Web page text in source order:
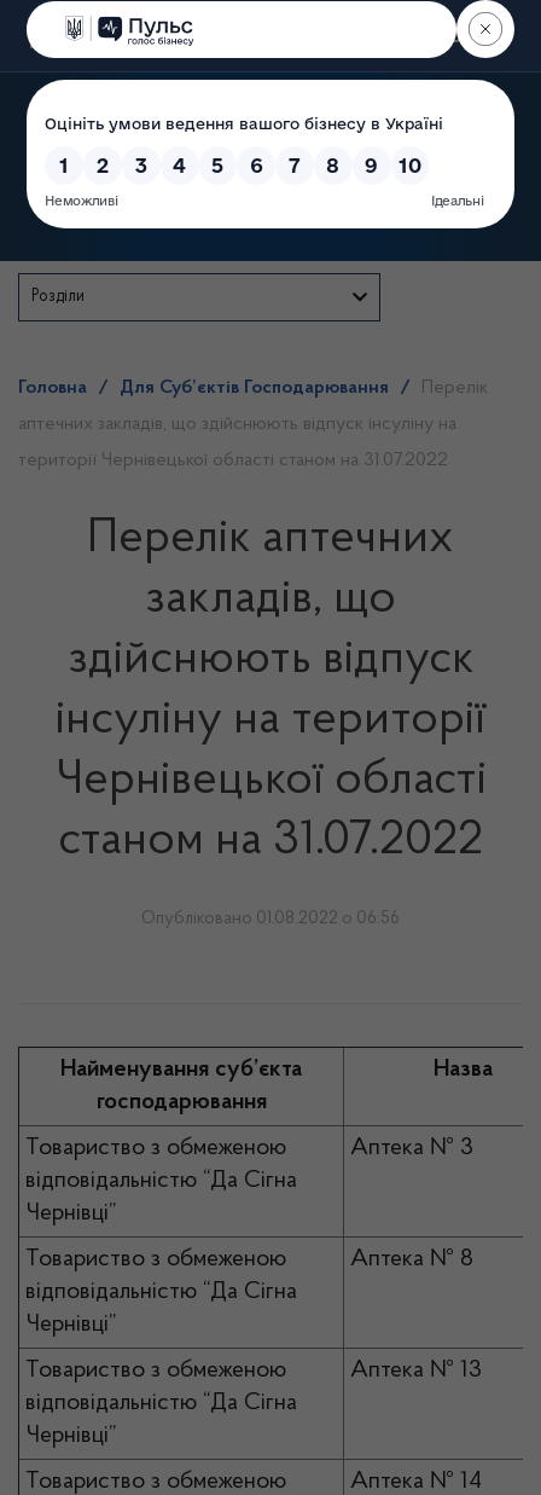
Пошук
Розділи
Головна / Для Суб’єктів Господарювання /
Перелік
аптечних закладів, що здійснюють відпуск інсуліну на
території Чернівецької області станом на 31.07.2022
Перелік аптечних
закладів, що
здійснюють відпуск
інсуліну на території
Чернівецької області
станом на 31.07.2022
Опубліковано 01.08.2022 о 06:56
Найменування суб’єкта
господарювання
Назва
Товариство з обмеженою
відповідальністю “Да Сігна
Чернівці”
Аптека № 3
Товариство з обмеженою
відповідальністю “Да Сігна
Чернівці”
Аптека № 8
Товариство з обмеженою
відповідальністю “Да Сігна
Чернівці”
Аптека № 13
Товариство з обмеженою
Аптека № 14